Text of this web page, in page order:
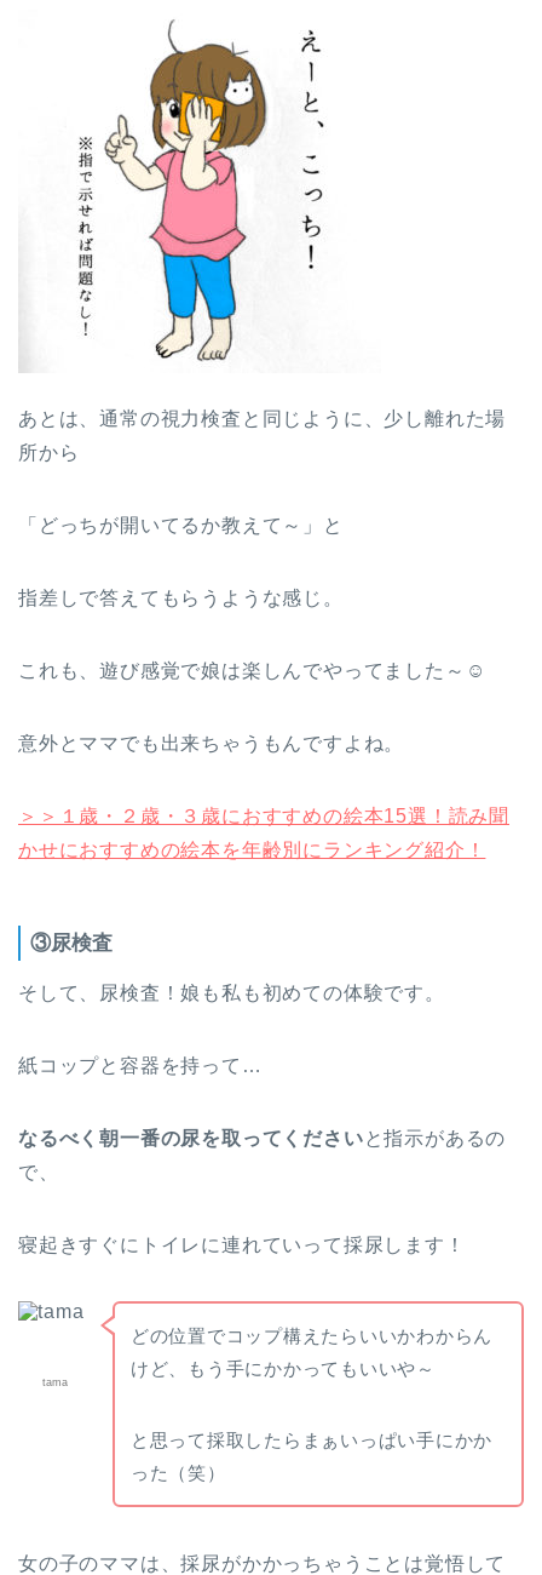
あとは、通常の視力検査と同じように、少し離れた場
所から
「どっちが開いてるか教えて～」と
指差しで答えてもらうような感じ。
これも、遊び感覚で娘は楽しんでやってました～☺
意外とママでも出来ちゃうもんですよね。
＞＞１歳・２歳・３歳におすすめの絵本15選！読み聞
かせにおすすめの絵本を年齢別にランキング紹介！
③尿検査
そして、尿検査！娘も私も初めての体験です。
紙コップと容器を持って…
なるべく朝一番の尿を取ってください と指示があるの
で、
寝起きすぐにトイレに連れていって採尿します！
tama
どの位置でコップ構えたらいいかわからん
けど、もう手にかかってもいいや～
と思って採取したらまぁいっぱい手にかか
った（笑）
女の子のママは、採尿がかかっちゃうことは覚悟して